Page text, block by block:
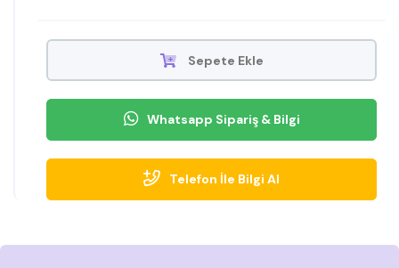
Sepete Ekle
Whatsapp Sipariş & Bilgi
Telefon İle Bilgi Al